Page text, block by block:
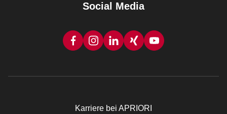
Social Media
Karriere bei APRIORI